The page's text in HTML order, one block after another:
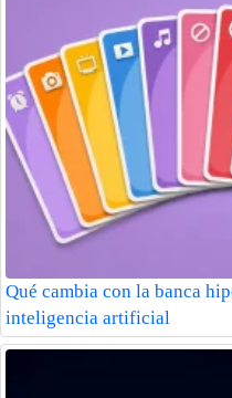
Qué cambia con la banca
inteligencia artificial